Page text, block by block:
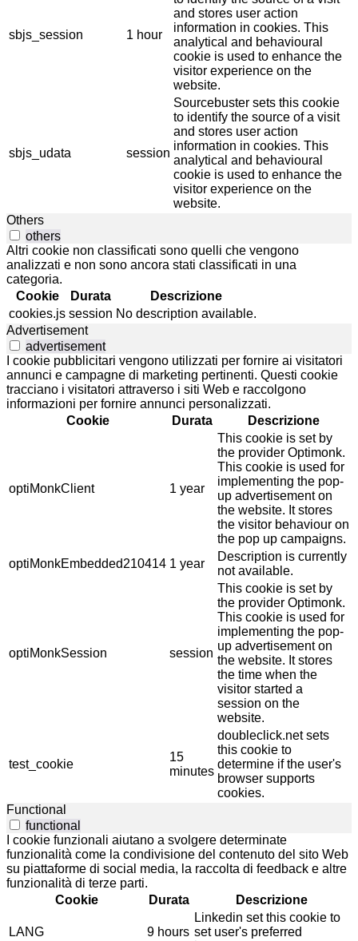
sbjs_session 1 hour
and stores user action
information in cookies. This
analytical and behavioural
cookie is used to enhance the
visitor experience on the
website.
sbjs_udata session
Sourcebuster sets this cookie
to identify the source of a visit
and stores user action
information in cookies. This
analytical and behavioural
cookie is used to enhance the
visitor experience on the
website.
Others
others
Altri cookie non classificati sono quelli che vengono
analizzati e non sono ancora stati classificati in una
categoria.
Cookie
Durata
Descrizione
cookies.js session No description available.
Advertisement
advertisement
I cookie pubblicitari vengono utilizzati per fornire ai visitatori
annunci e campagne di marketing pertinenti. Questi cookie
tracciano i visitatori attraverso i siti Web e raccolgono
informazioni per fornire annunci personalizzati.
Cookie
Durata Descrizione
optiMonkClient 1 year
This cookie is set by
the provider Optimonk.
This cookie is used for
implementing the pop-
up advertisement on
the website. It stores
the visitor behaviour on
the pop up campaigns.
optiMonkEmbedded210414 1 year
Description is currently
not available.
optiMonkSession session
This cookie is set by
the provider Optimonk.
This cookie is used for
implementing the pop-
up advertisement on
the website. It stores
the time when the
visitor started a
session on the
website.
test_cookie
15
minutes
doubleclick.net sets
this cookie to
determine if the user's
browser supports
cookies.
Functional
functional
I cookie funzionali aiutano a svolgere determinate
funzionalità come la condivisione del contenuto del sito Web
su piattaforme di social media, la raccolta di feedback e altre
funzionalità di terze parti.
Cookie
Durata Descrizione
LANG 9 hours
Linkedin set this cookie to
set user's preferred